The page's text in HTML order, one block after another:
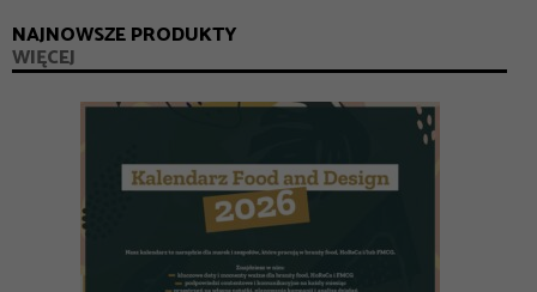
NAJNOWSZE PRODUKTY
WIĘCEJ